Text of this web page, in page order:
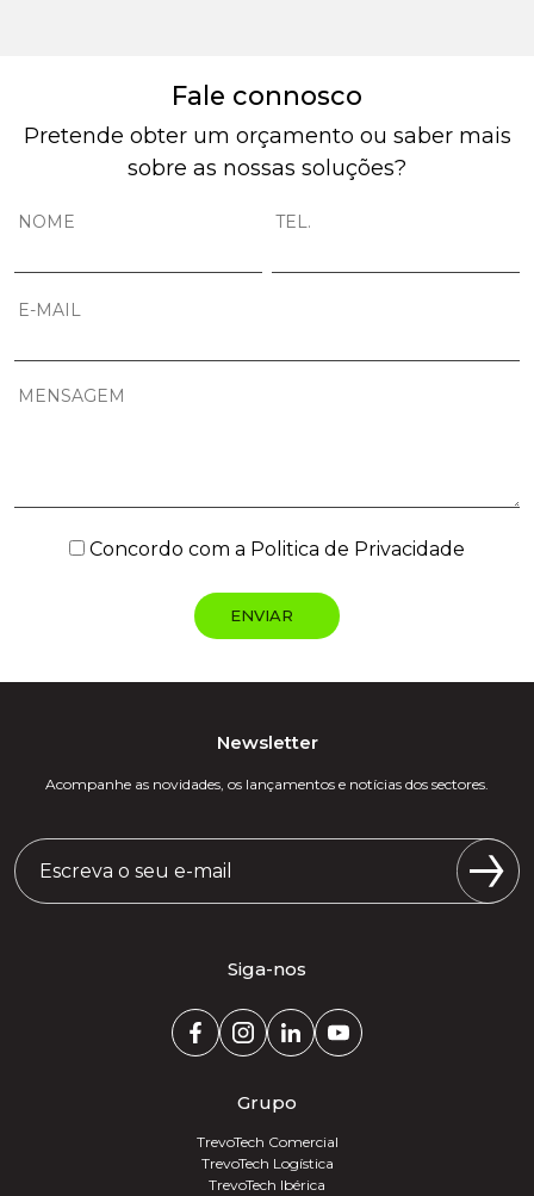
Fale connosco
Pretende obter um orçamento ou saber mais
sobre as nossas soluções?
Concordo com a Politica de Privacidade
Newsletter
Acompanhe as novidades, os lançamentos e notícias dos sectores.
Siga-nos
Grupo
TrevoTech Comercial
TrevoTech Logística
TrevoTech Ibérica